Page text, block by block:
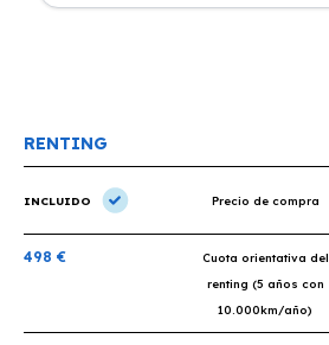
RENTING
INCLUIDO Precio de compra
498 €
Cuota orientativa del
renting (5 años con
10.000km/año)